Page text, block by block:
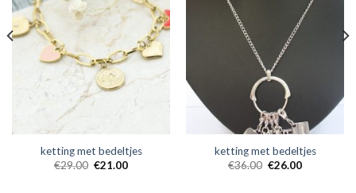
ketting met bedeltjes
€29.00 €21.00
ketting met bedeltjes
€36.00 €26.00